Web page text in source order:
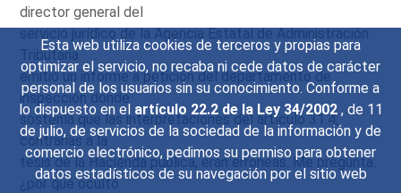
Esta web utiliza cookies de terceros y propias para
optimizar el servicio, no recaba ni cede datos de carácter
personal de los usuarios sin su conocimiento. Conforme a
lo dispuesto en el artículo 22.2 de la Ley 34/2002 , de 11
de julio, de servicios de la sociedad de la información y de
comercio electrónico, pedimos su permiso para obtener
datos estadísticos de su navegación por el sitio web
director general del
servicio jurídico de la Agencia Estatal de Administración
Tributaria
emitió un informe a petición del departamento de
inspección donde
sostenía que las interpretaciones del artículo 31.4,
contrarias a la
tesis de la Hacienda pública, eran erróneas. Me pregunta:
¿por qué ocultó